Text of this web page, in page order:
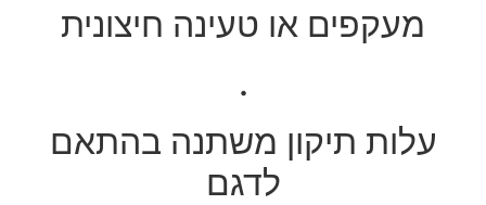
מעקפים או טעינה חיצונית
.
עלות תיקון משתנה בהתאם
לדגם